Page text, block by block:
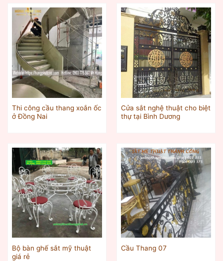
Thi công cầu thang xoắn ốc
ở Đồng Nai
Cửa sắt nghệ thuật cho biệt
thự tại Bình Dương
Bộ bàn ghế sắt mỹ thuật
giá rẻ
Cầu Thang 07